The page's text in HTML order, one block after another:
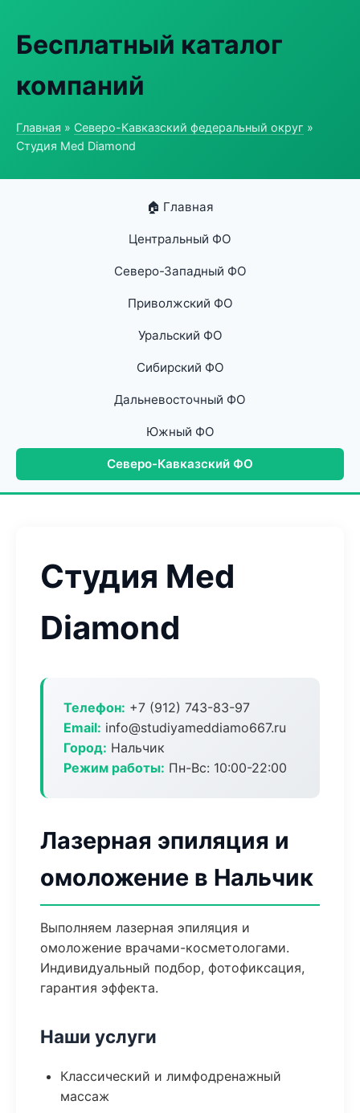
Бесплатный каталог
компаний
Главная » Северо-Кавказский федеральный округ »
Студия Med Diamond
🏠 Главная
Центральный ФО
Северо-Западный ФО
Приволжский ФО
Уральский ФО
Сибирский ФО
Дальневосточный ФО
Южный ФО
Северо-Кавказский ФО
Студия Med
Diamond
Телефон: +7 (912) 743-83-97
Email: info@studiyameddiamo667.ru
Город: Нальчик
Режим работы: Пн-Вс: 10:00-22:00
Лазерная эпиляция и
омоложение в Нальчик
Выполняем лазерная эпиляция и
омоложение врачами-косметологами.
Индивидуальный подбор, фотофиксация,
гарантия эффекта.
Наши услуги
Классический и лимфодренажный
массаж